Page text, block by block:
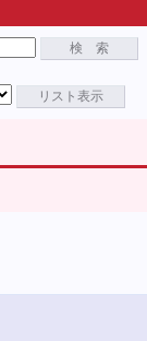
検 索
リスト表示